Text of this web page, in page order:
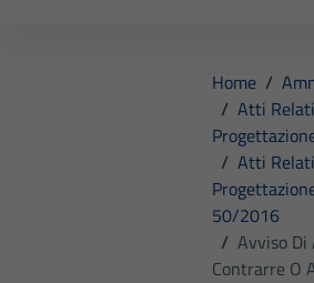
Home /
/ Atti
/ Atti
50/2016
/ Avviso Di
Contrarre O